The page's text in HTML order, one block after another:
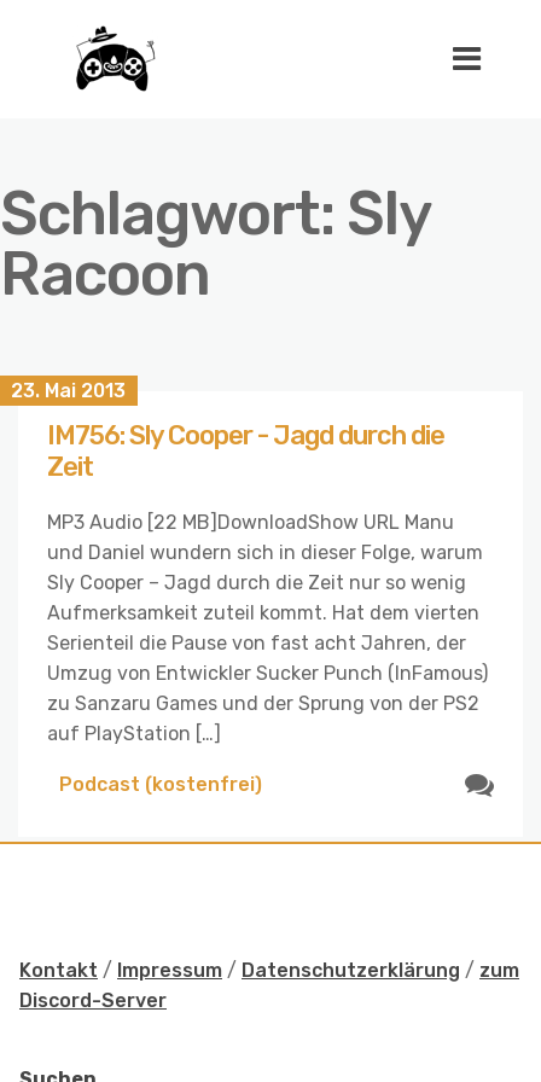
Schlagwort: Sly
Racoon
23. Mai 2013
IM756: Sly Cooper - Jagd durch die
Zeit
MP3 Audio [22 MB]DownloadShow URL Manu
und Daniel wundern sich in dieser Folge, warum
Sly Cooper – Jagd durch die Zeit nur so wenig
Aufmerksamkeit zuteil kommt. Hat dem vierten
Serienteil die Pause von fast acht Jahren, der
Umzug von Entwickler Sucker Punch (InFamous)
zu Sanzaru Games und der Sprung von der PS2
auf PlayStation […]
Podcast (kostenfrei)
Kontakt / Impressum / Datenschutzerklärung / zum
Discord-Server